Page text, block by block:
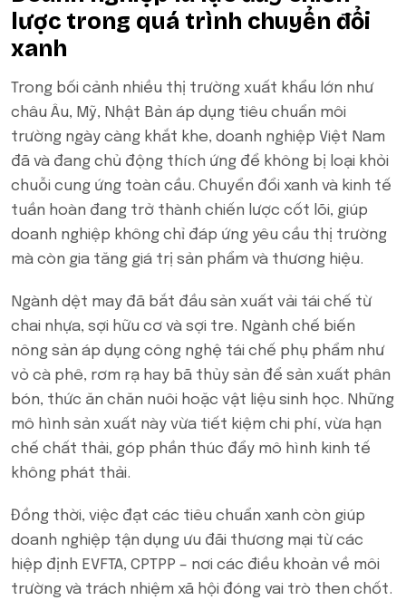
lược trong quá trình chuyển đổi
xanh
Trong bối cảnh nhiều thị trường xuất khẩu lớn như
châu Âu, Mỹ, Nhật Bản áp dụng tiêu chuẩn môi
trường ngày càng khắt khe, doanh nghiệp Việt Nam
đã và đang chủ động thích ứng để không bị loại khỏi
chuỗi cung ứng toàn cầu. Chuyển đổi xanh và kinh tế
tuần hoàn đang trở thành chiến lược cốt lõi, giúp
doanh nghiệp không chỉ đáp ứng yêu cầu thị trường
mà còn gia tăng giá trị sản phẩm và thương hiệu.
Ngành dệt may đã bắt đầu sản xuất vải tái chế từ
chai nhựa, sợi hữu cơ và sợi tre. Ngành chế biến
nông sản áp dụng công nghệ tái chế phụ phẩm như
vỏ cà phê, rơm rạ hay bã thủy sản để sản xuất phân
bón, thức ăn chăn nuôi hoặc vật liệu sinh học. Những
mô hình sản xuất này vừa tiết kiệm chi phí, vừa hạn
chế chất thải, góp phần thúc đẩy mô hình kinh tế
không phát thải.
Đồng thời, việc đạt các tiêu chuẩn xanh còn giúp
doanh nghiệp tận dụng ưu đãi thương mại từ các
hiệp định EVFTA, CPTPP – nơi các điều khoản về môi
trường và trách nhiệm xã hội đóng vai trò then chốt.